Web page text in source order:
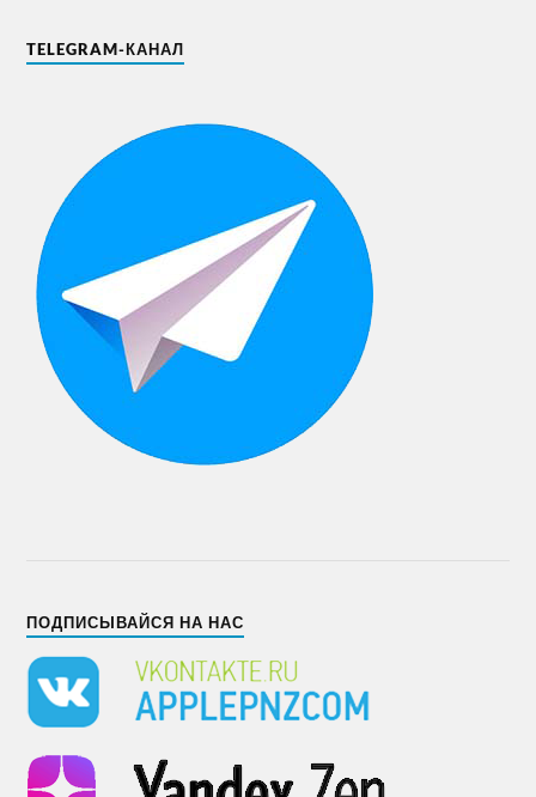
TELEGRAM-КАНАЛ
ПОДПИСЫВАЙСЯ НА НАС